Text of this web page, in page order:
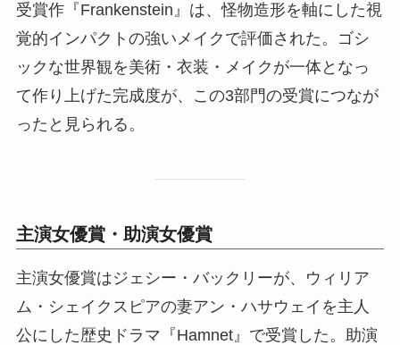
受賞作『Frankenstein』は、怪物造形を軸にした視
覚的インパクトの強いメイクで評価された。ゴシ
ックな世界観を美術・衣装・メイクが一体となっ
て作り上げた完成度が、この3部門の受賞につなが
ったと見られる。
主演女優賞・助演女優賞
主演女優賞はジェシー・バックリーが、ウィリア
ム・シェイクスピアの妻アン・ハサウェイを主人
公にした歴史ドラマ『Hamnet』で受賞した。助演